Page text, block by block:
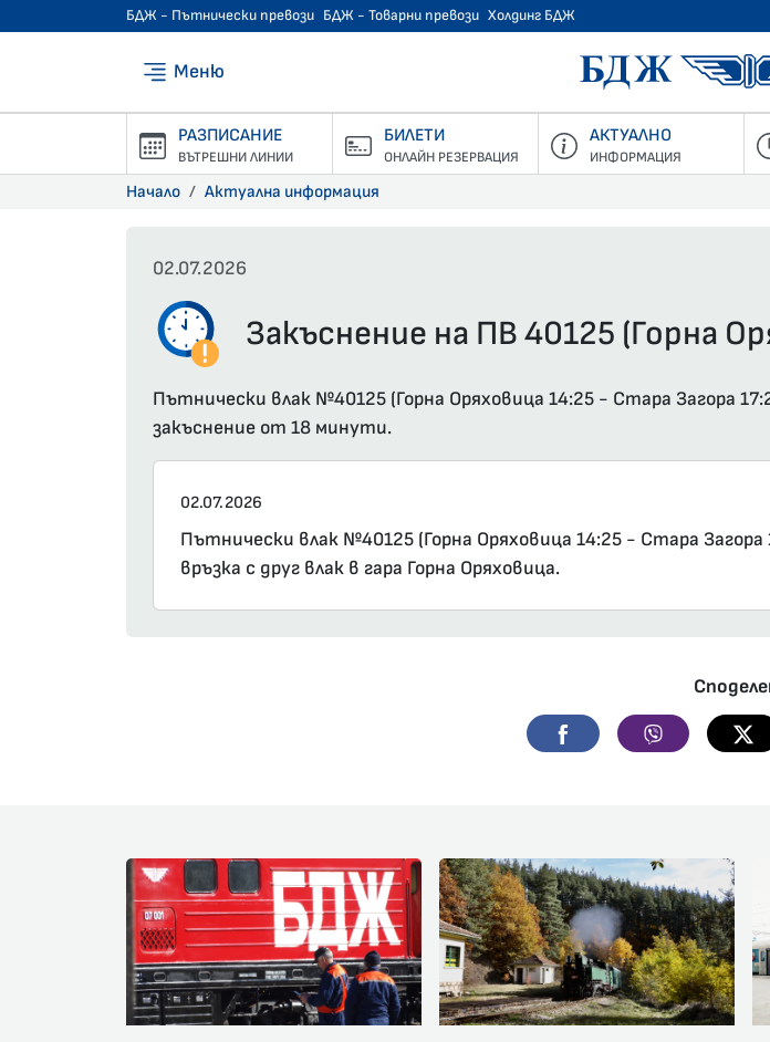
БДЖ - Пътнически превози БДЖ - Товарни превози Холдинг БДЖ
Меню
РАЗПИСАНИЕ
ВЪТРЕШНИ ЛИНИИ
БИЛЕТИ
ОНЛАЙН РЕЗЕРВАЦИЯ
АКТУАЛНО
ИНФОРМАЦИЯ
Начало Актуална информация
02.07.2026
Закъснение на ПВ 40125 (Горна
Пътнически влак №40125 (Горна Оряховица 14:25 - Стара Загора
закъснение от 18 минути.
02.07.2026
Пътнически влак №40125 (Горна Оряховица 14:25 - Стара
връзка с друг влак в гара Горна Оряховица.
Facebook Viber